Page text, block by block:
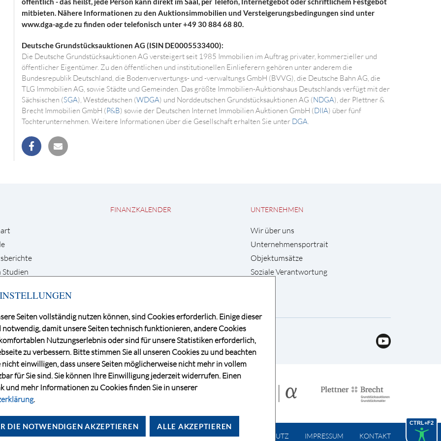
CTRL+F2
mitbieten. Nähere Informationen zu den Auktionsimmobilien und Versteigerungsbedingungen sind unter
www.dga-ag.de zu finden oder telefonisch unter +49 30 884 68 80.
Deutsche Grundstücksauktionen AG (ISIN DE0005533400):
Die Deutsche Grundstücksauktionen AG versteigert seit 1985 Immobilien im Auftrag privater, kommerzieller und
öffentlicher Eigentümer. Zu den öffentlichen und institutionellen Einlieferern gehören unter anderem die
Bundesrepublik Deutschland, die Bodenverwertungs- und -verwaltungs GmbH (BVVG), die Deutsche Bahn AG, die
TLG Immobilien AG, sowie Städte und Gemeinden. Das größte Immobilien-Auktionshaus Deutschlands verfügt mit der
Sächsischen (SGA), Westdeutschen (WDGA) und Norddeutschen Grundstücksauktionen AG (NDGA), der Plettner &
Brecht Immobilien GmbH (P&B) sowie der Deutschen Internet Immobilien Auktionen GmbH (DIIA) über fünf
Tochterunternehmen. Weitere Informationen über die Gesellschaft erhalten Sie unter DGA.
Studien
FINANZKALENDER UNTERNEHMEN
Wir über uns
Unternehmensportrait
Objektumsätze
Soziale Verantwortung
30 / 884 68 80
info@dga-ag.de
CONSENT MANAGER DATENSCHUTZ IMPRESSUM KONTAKT
Seiten vollständig nutzen können, sind Cookies erforderlich. Einige dieser
notwendig, damit unsere Seiten technisch funktionieren, andere Cookies
Nutzungserlebnis oder sind für unsere Statistiken erforderlich,
zu verbessern. Bitte stimmen Sie all unseren Cookies zu und beachten
nicht einwilligen, dass unsere Seiten möglicherweise nicht mehr in vollem
für Sie sind. Sie können Ihre Einwilligung jederzeit widerrufen. Einen
und mehr Informationen zu Cookies finden Sie in unserer
.
DIE NOTWENDIGEN AKZEPTIEREN ALLE AKZEPTIEREN